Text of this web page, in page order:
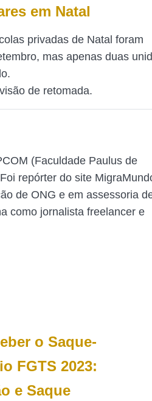
em Natal
privadas de Natal foram
mas apenas duas
de retomada.
(Faculdade Paulus de
repórter do site
de ONG e em assessoria
como jornalista freelancer e
o Saque-
FGTS 2023:
e Saque